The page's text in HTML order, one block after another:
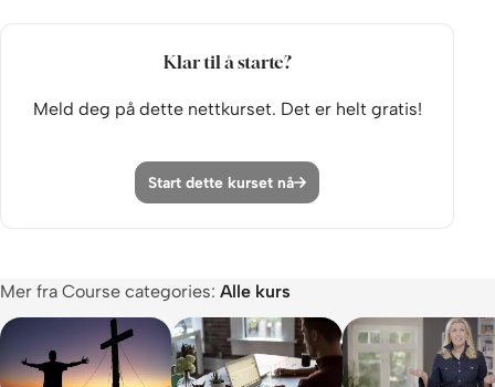
Klar til å starte?
Meld deg på dette nettkurset. Det er helt gratis!
Start dette kurset nå
Mer fra Course categories: Alle kurs